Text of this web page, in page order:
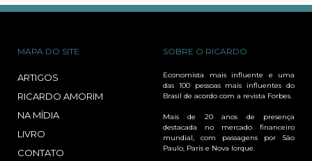
MAPA DO SITE
ARTIGOS
RICARDO AMORIM
NA MÍDIA
LIVRO
CONTATO
SOBRE O RICARDO
Economista mais influente e uma
das 100 pessoas mais influentes do
Brasil de acordo com a revista Forbes.
Mais de 20 anos de presença
destacada no mercado financeiro
mundial, com passagens por São
Paulo, Paris e Nova Iorque.